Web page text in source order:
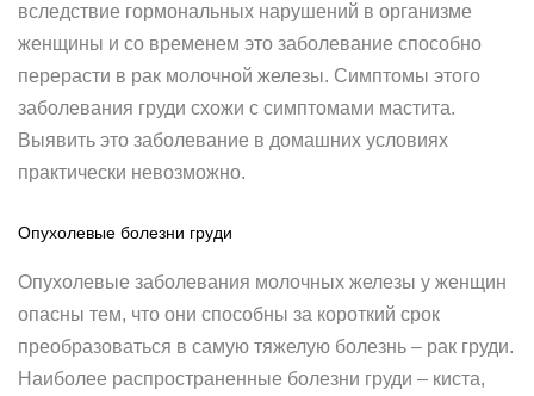
вследствие гормональных нарушений в организме
женщины и со временем это заболевание способно
перерасти в рак молочной железы. Симптомы этого
заболевания груди схожи с симптомами мастита.
Выявить это заболевание в домашних условиях
практически невозможно.
Опухолевые болезни груди
Опухолевые заболевания молочных железы у женщин
опасны тем, что они способны за короткий срок
преобразоваться в самую тяжелую болезнь – рак груди.
Наиболее распространенные болезни груди – киста,